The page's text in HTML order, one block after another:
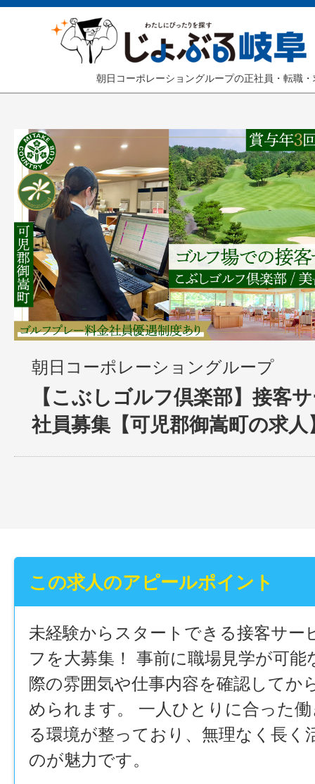
朝日コーポレーショングループの正社員・転職
朝日コーポレーショングループ
【こぶしゴルフ倶楽部】接客
社員募集【可児郡御嵩町の求人
この求人のアピールポイント
未経験からスタートできる接客サー
フを大募集！ 事前に職場見学が可能
際の雰囲気や仕事内容を確認してか
められます。 一人ひとりに合った
る環境が整っており、無理なく長く
のが魅力です。